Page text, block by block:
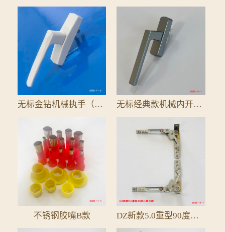
无标金钻机械执手（全铝配件） 无标经典款机械内开单执手25拨叉
不锈钢胶嘴B款 DZ新款5.0重型90度二维可调隐形铰链